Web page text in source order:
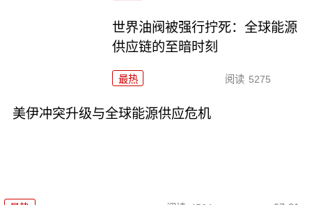
世界油阀被强行拧死：全球能源
供应链的至暗时刻
最热 阅读 5275
美伊冲突升级与全球能源供应危机